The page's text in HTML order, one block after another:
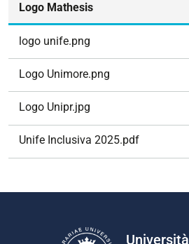
Logo Mathesis
logo unife.png
Logo Unimore.png
Logo Unipr.jpg
Unife Inclusiva 2025.pdf
Università